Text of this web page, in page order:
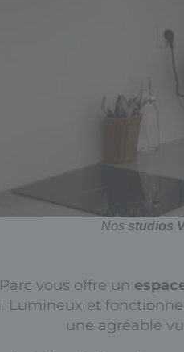
Nos studios
vous offre un
Lumineux et
une agréable